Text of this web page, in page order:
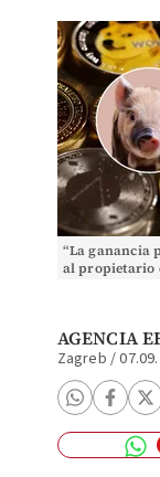
“La ganancia
al propietario
AGENCIA
Zagreb /